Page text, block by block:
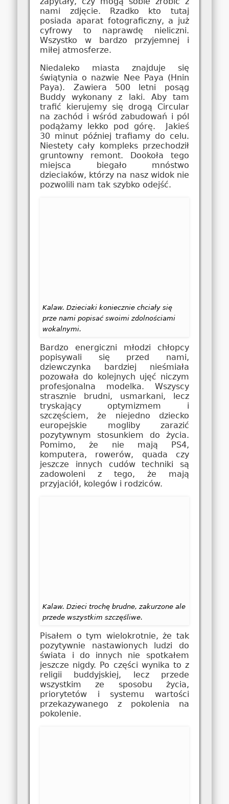
nami zdjęcie. Rzadko kto tutaj
posiada aparat fotograficzny, a już
cyfrowy to naprawdę nieliczni.
Wszystko w bardzo przyjemnej i
miłej atmosferze.
Niedaleko miasta znajduje się
świątynia o nazwie Nee Paya (Hnin
Paya). Zawiera 500 letni posąg
Buddy wykonany z laki. Aby tam
trafić kierujemy się drogą Circular
na zachód i wśród zabudowań i pól
podążamy lekko pod górę. Jakieś
30 minut później trafiamy do celu.
Niestety cały kompleks przechodził
gruntowny remont. Dookoła tego
miejsca biegało mnóstwo
dzieciaków, którzy na nasz widok nie
pozwolili nam tak szybko odejść.
Kalaw. Dzieciaki koniecznie chciały się
prze nami popisać swoimi zdolnościami
wokalnymi.
Bardzo energiczni młodzi chłopcy
popisywali się przed nami,
dziewczynka bardziej nieśmiała
pozowała do kolejnych ujęć niczym
profesjonalna modelka. Wszyscy
strasznie brudni, usmarkani, lecz
tryskający optymizmem i
szczęściem, że niejedno dziecko
europejskie mogliby zarazić
pozytywnym stosunkiem do życia.
Pomimo, że nie mają PS4,
komputera, rowerów, quada czy
jeszcze innych cudów techniki są
zadowoleni z tego, że mają
przyjaciół, kolegów i rodziców.
Kalaw. Dzieci trochę brudne, zakurzone ale
przede wszystkim szczęśliwe.
Pisałem o tym wielokrotnie, że tak
pozytywnie nastawionych ludzi do
świata i do innych nie spotkałem
jeszcze nigdy. Po części wynika to z
religii buddyjskiej, lecz przede
wszystkim ze sposobu życia,
priorytetów i systemu wartości
przekazywanego z pokolenia na
pokolenie.